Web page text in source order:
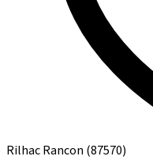
Rilhac Rancon (87570)